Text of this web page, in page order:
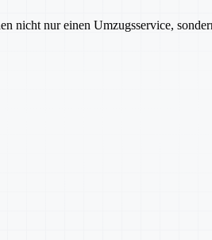
nicht nur einen Umzugsservice,